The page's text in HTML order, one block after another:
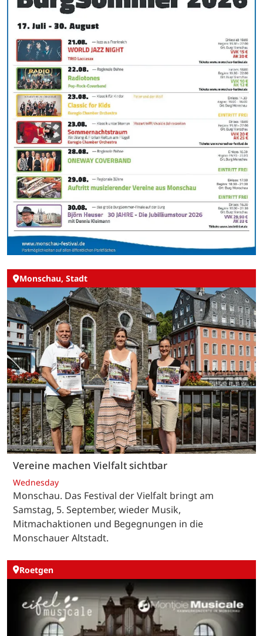
Monschau, Stadt
Vereine machen Vielfalt sichtbar
Wednesday
Monschau. Das Festival der Vielfalt bringt am
Samstag, 5. September, wieder Musik,
Mitmachaktionen und Begegnungen in die
Monschauer Altstadt.
Roetgen